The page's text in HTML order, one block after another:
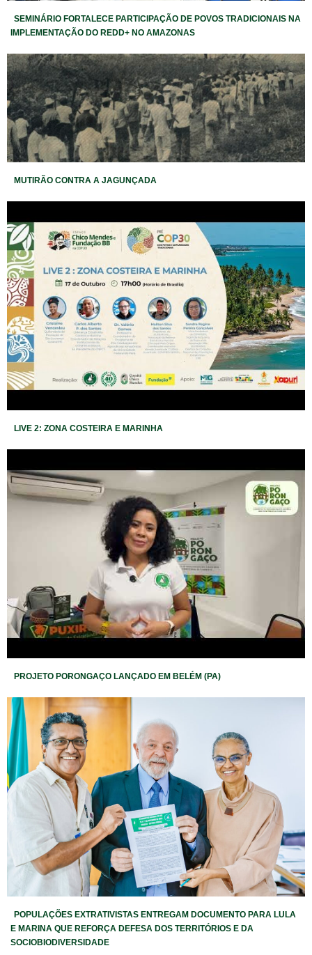
SEMINÁRIO FORTALECE PARTICIPAÇÃO DE POVOS TRADICIONAIS NA
IMPLEMENTAÇÃO DO REDD+ NO AMAZONAS
MUTIRÃO CONTRA A JAGUNÇADA
LIVE 2: ZONA COSTEIRA E MARINHA
PROJETO PORONGAÇO LANÇADO EM BELÉM (PA)
POPULAÇÕES EXTRATIVISTAS ENTREGAM DOCUMENTO PARA LULA
E MARINA QUE REFORÇA DEFESA DOS TERRITÓRIOS E DA
SOCIOBIODIVERSIDADE